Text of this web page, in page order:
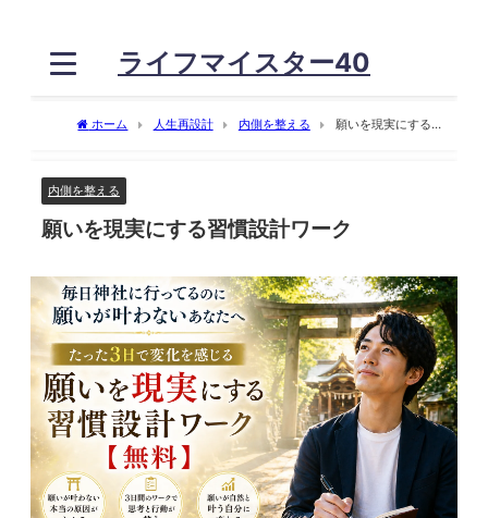
ライフマイスター40
ホーム 人生再設計 内側を整える
願いを現実にする習
内側を整える
願いを現実にする習慣設計ワーク